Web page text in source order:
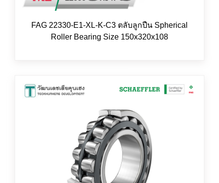
FAG 22330-E1-XL-K-C3 ตลับลูกปืน Spherical
Roller Bearing Size 150x320x108